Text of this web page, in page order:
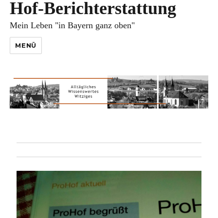
Hof-Berichterstattung
Mein Leben "in Bayern ganz oben"
MENÜ